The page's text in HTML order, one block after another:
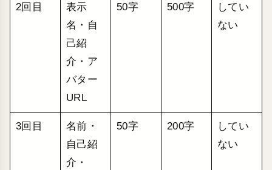
2回目
表示
名・自
己紹
介・ア
バター
URL
50字 500字
してい
ない
3回目
名前・
自己紹
介・
50字 200字
してい
ない